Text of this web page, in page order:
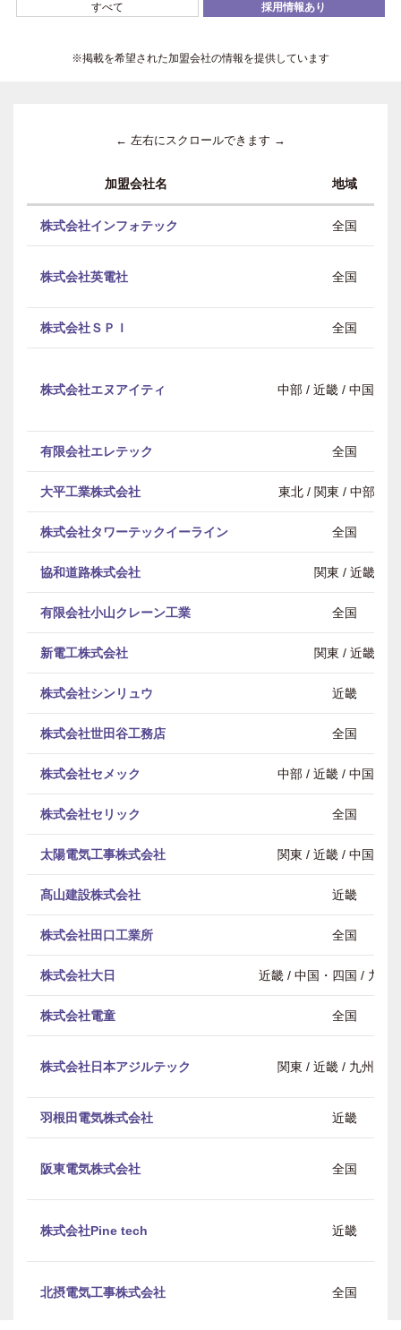
すべて 採用情報あり
※掲載を希望された加盟会社の情報を提供しています
← 左右にスクロールできます →
加盟会社名 地域
株式会社インフォテック 全国
株式会社英電社 全国
株式会社ＳＰＩ 全国
株式会社エヌアイティ 中部 / 近畿 / 中国・
有限会社エレテック 全国
大平工業株式会社 東北 / 関東 / 中部 / 近
株式会社タワーテックイーライン 全国
協和道路株式会社 関東 / 近畿
有限会社小山クレーン工業 全国
新電工株式会社 関東 / 近畿
株式会社シンリュウ 近畿
株式会社世田谷工務店 全国
株式会社セメック 中部 / 近畿 / 中国・
株式会社セリック 全国
太陽電気工事株式会社 関東 / 近畿 / 中国・
髙山建設株式会社 近畿
株式会社田口工業所 全国
株式会社大日 近畿 / 中国・四国 / 九州
株式会社電童 全国
株式会社日本アジルテック 関東 / 近畿 / 九州・
羽根田電気株式会社 近畿
阪東電気株式会社 全国
株式会社Pine tech 近畿
北摂電気工事株式会社 全国